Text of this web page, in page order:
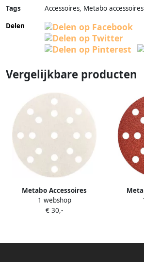
Tags
Accessoires, Metabo accessoires
Delen
Vergelijkbare producten
Metabo Accessoires
Hechtschuurpapier | Ø 125
mm multiperforatie | P 80 |
1 webshop
€ 30,-
mm